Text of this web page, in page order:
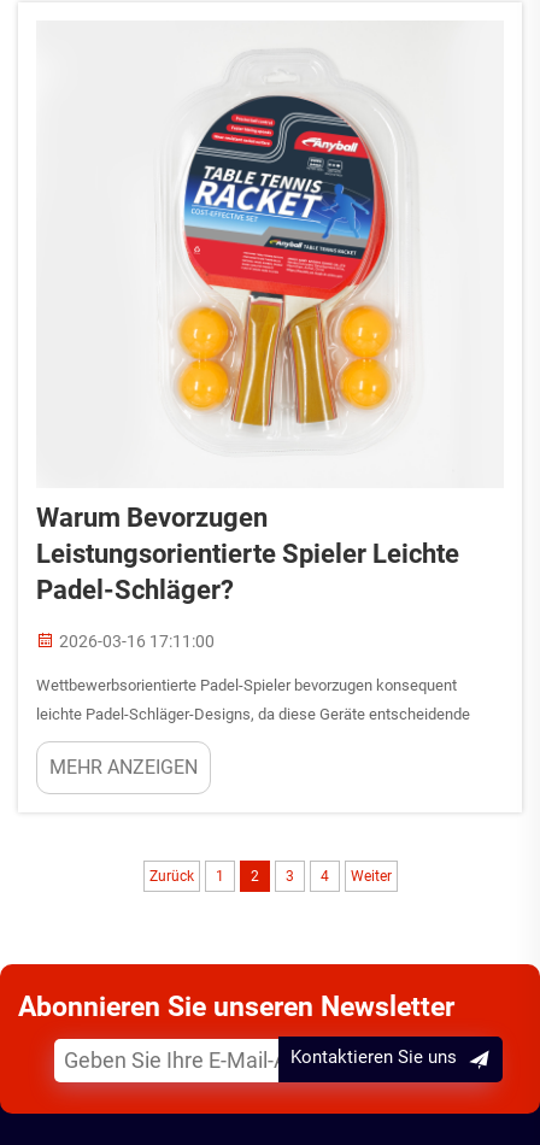
Warum Bevorzugen
Leistungsorientierte Spieler Leichte
Padel-Schläger?
2026-03-16 17:11:00
Wettbewerbsorientierte Padel-Spieler bevorzugen konsequent
leichte Padel-Schläger-Designs, da diese Geräte entscheidende
Vorteile bieten, die sich direkt auf die Leistung während
hochintensiver Matches auswirken. Die Vorliebe für geringeres
MEHR ANZEIGEN
Zurück 1 2 3 4 Weiter
Abonnieren Sie unseren Newsletter
Kontaktieren Sie uns